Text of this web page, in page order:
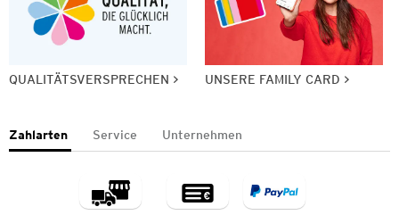
QUALITÄTSVERSPRECHEN UNSERE FAMILY CARD
Zahlarten Service Unternehmen